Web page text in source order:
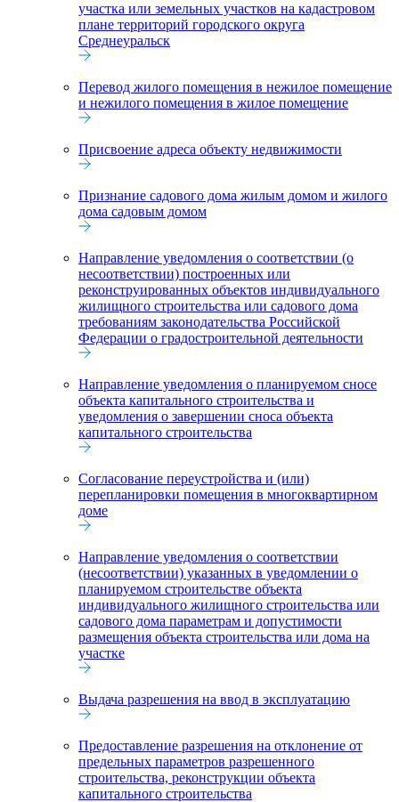
участка или земельных участков на кадастровом
плане территорий городского округа
Среднеуральск
Перевод жилого помещения в нежилое помещение
и нежилого помещения в жилое помещение
Присвоение адреса объекту недвижимости
Признание садового дома жилым домом и жилого
дома садовым домом
Направление уведомления о соответствии (о
несоответствии) построенных или
реконструированных объектов индивидуального
жилищного строительства или садового дома
требованиям законодательства Российской
Федерации о градостроительной деятельности
Направление уведомления о планируемом сносе
объекта капитального строительства и
уведомления о завершении сноса объекта
капитального строительства
Согласование переустройства и (или)
перепланировки помещения в многоквартирном
доме
Направление уведомления о соответствии
(несоответствии) указанных в уведомлении о
планируемом строительстве объекта
индивидуального жилищного строительства или
садового дома параметрам и допустимости
размещения объекта строительства или дома на
участке
Выдача разрешения на ввод в эксплуатацию
Предоставление разрешения на отклонение от
предельных параметров разрешенного
строительства, реконструкции объекта
капитального строительства